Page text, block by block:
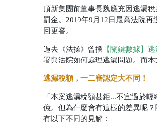
頂新集團前董事長魏應充因逃漏
罰金。2019年9月12日最高法院
回更審。
過去《法操》曾撰 【關鍵數據】
署與法院如何處理逃漏問題。而
逃漏稅額，一二審認定大不同！
「本案逃漏稅額甚鉅...不宜過於
億。但為什麼會有這樣的差異呢
有以下不同的見解：